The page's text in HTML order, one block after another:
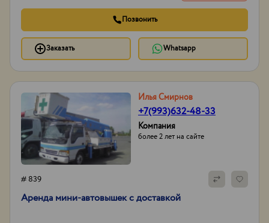
Позвонить
Заказать Whatsapp
Илья Смирнов
+7(993)632-48-33
Компания
более 2 лет на сайте
# 839
Аренда мини-автовышек с доставкой